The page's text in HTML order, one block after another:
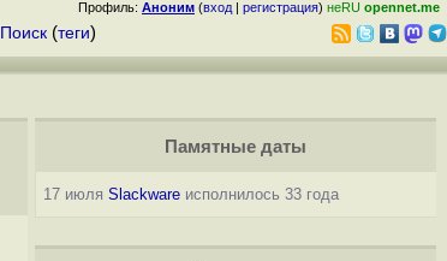
Профиль: Аноним (вход | регистрация) неRU opennet.me
Поиск (теги)
Памятные даты
17 июля Slackwareисполнилось 33 года